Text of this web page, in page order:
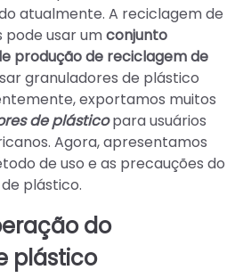
atualmente. A reciclagem de
pode usar umconjunto
produção de reciclagem de
granuladores de plástico
exportamos muitos
de plásticopara usuários
Agora, apresentamos
de uso e as precauções do
plástico.
do
plástico